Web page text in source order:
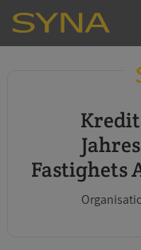
Kreditauskünfte und
Fastighets